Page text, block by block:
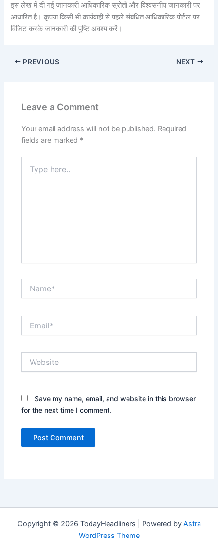
इस लेख में दी गई जानकारी आधिकारिक स्रोतों और विश्वसनीय जानकारी पर
आधारित है। कृपया किसी भी कार्यवाही से पहले संबंधित आधिकारिक पोर्टल पर
विजिट करके जानकारी की पुष्टि अवश्य करें।
PREVIOUS NEXT
Leave a Comment
Your email address will not be published. Required
fields are marked *
here..
Save my name, email, and website in this browser
for the next time I comment.
Copyright © 2026 TodayHeadliners | Powered by Astra
WordPress Theme